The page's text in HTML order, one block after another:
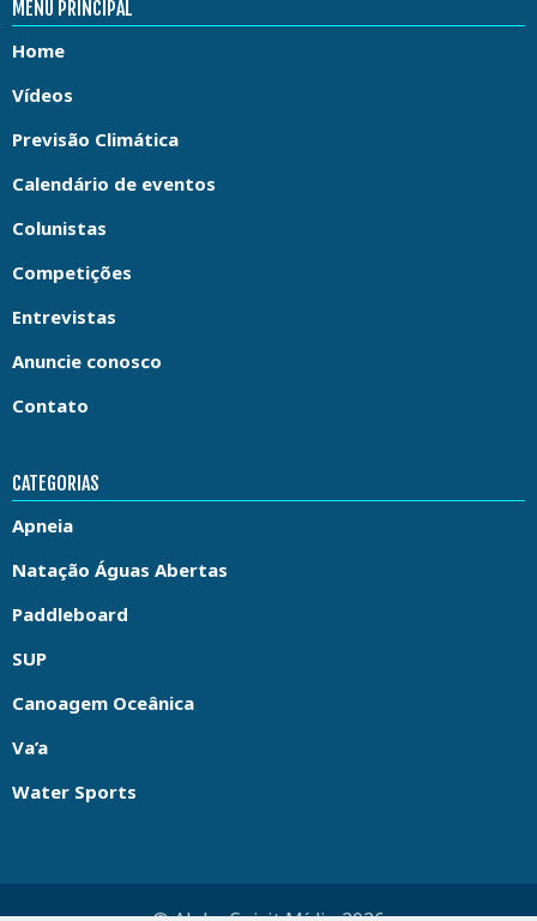
MENU PRINCIPAL
Home
Vídeos
Previsão Climática
Calendário de eventos
Colunistas
Competições
Entrevistas
Anuncie conosco
Contato
CATEGORIAS
Apneia
Natação Águas Abertas
Paddleboard
SUP
Canoagem Oceânica
Va’a
Water Sports